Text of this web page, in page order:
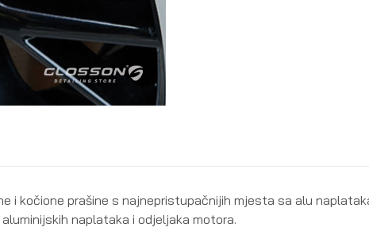
i kočione prašine s najnepristupačnijih mjesta sa alu
naplataka i odjeljaka motora.